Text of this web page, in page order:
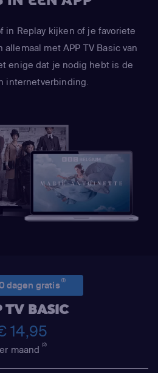
in Replay kijken of je favoriete
met APP TV Basic van
enige dat je nodig hebt is de
internetverbinding.
dagen gratis(1)
TV BASIC
14,95
maand(2)